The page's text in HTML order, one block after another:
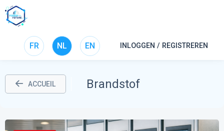
FR NL EN INLOGGEN / REGISTREREN
ACCUEIL Brandstof